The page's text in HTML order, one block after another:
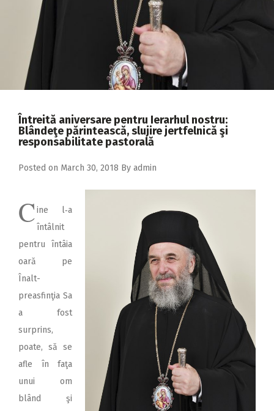
2015
2013
2012
2011
2009
Întreită aniversare pentru Ierarhul nostru:
Blândeţe părintească, slujire jertfelnică şi
responsabilitate pastorală
Posted on March 30, 2018 By admin
Cine l‑a
întâlnit
pentru întâia
oară pe
Înalt­
preasfinţia Sa
a fost
surprins,
poate, să se
afle în faţa
unui om
blând şi